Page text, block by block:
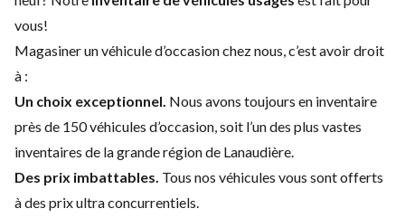
vous!
Magasiner un véhicule d’occasion chez nous, c’est avoir droit
à :
Un choix exceptionnel. Nous avons toujours en inventaire
près de 150 véhicules d’occasion, soit l’un des plus vastes
inventaires de la grande région de Lanaudière.
Des prix imbattables. Tous nos véhicules vous sont offerts
à des prix ultra concurrentiels.